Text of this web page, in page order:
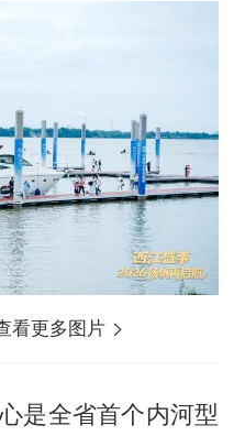
看更多图片
是全省首个内河型